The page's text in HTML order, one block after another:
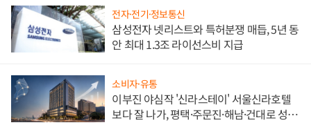
전자·전기·정보통신
삼성전자 넷리스트와 특허분쟁 매듭, 5년 동
안 최대 1.3조 라이선스비 지급
소비자·유통
이부진 야심작 '신라스테이' 서울신라호텔
보다 잘 나가, 평택·주문진·해남·건대로 성